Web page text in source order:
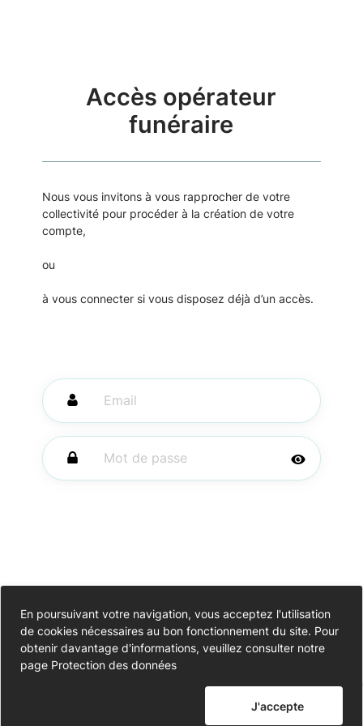
Accès opérateur
funéraire
Nous vous invitons à vous rapprocher de votre
collectivité pour procéder à la création de votre
compte,
ou
à vous connecter si vous disposez déjà d’un accès.
Se souvenir de
moi
Mot de passe
oublié ?
Accessibilité
Partiellement conforme
Données personnelles
En poursuivant votre navigation, vous acceptez l'utilisation
de cookies nécessaires au bon fonctionnement du site. Pour
obtenir davantage d'informations, veuillez consulter notre
page Protection des données
J'accepte